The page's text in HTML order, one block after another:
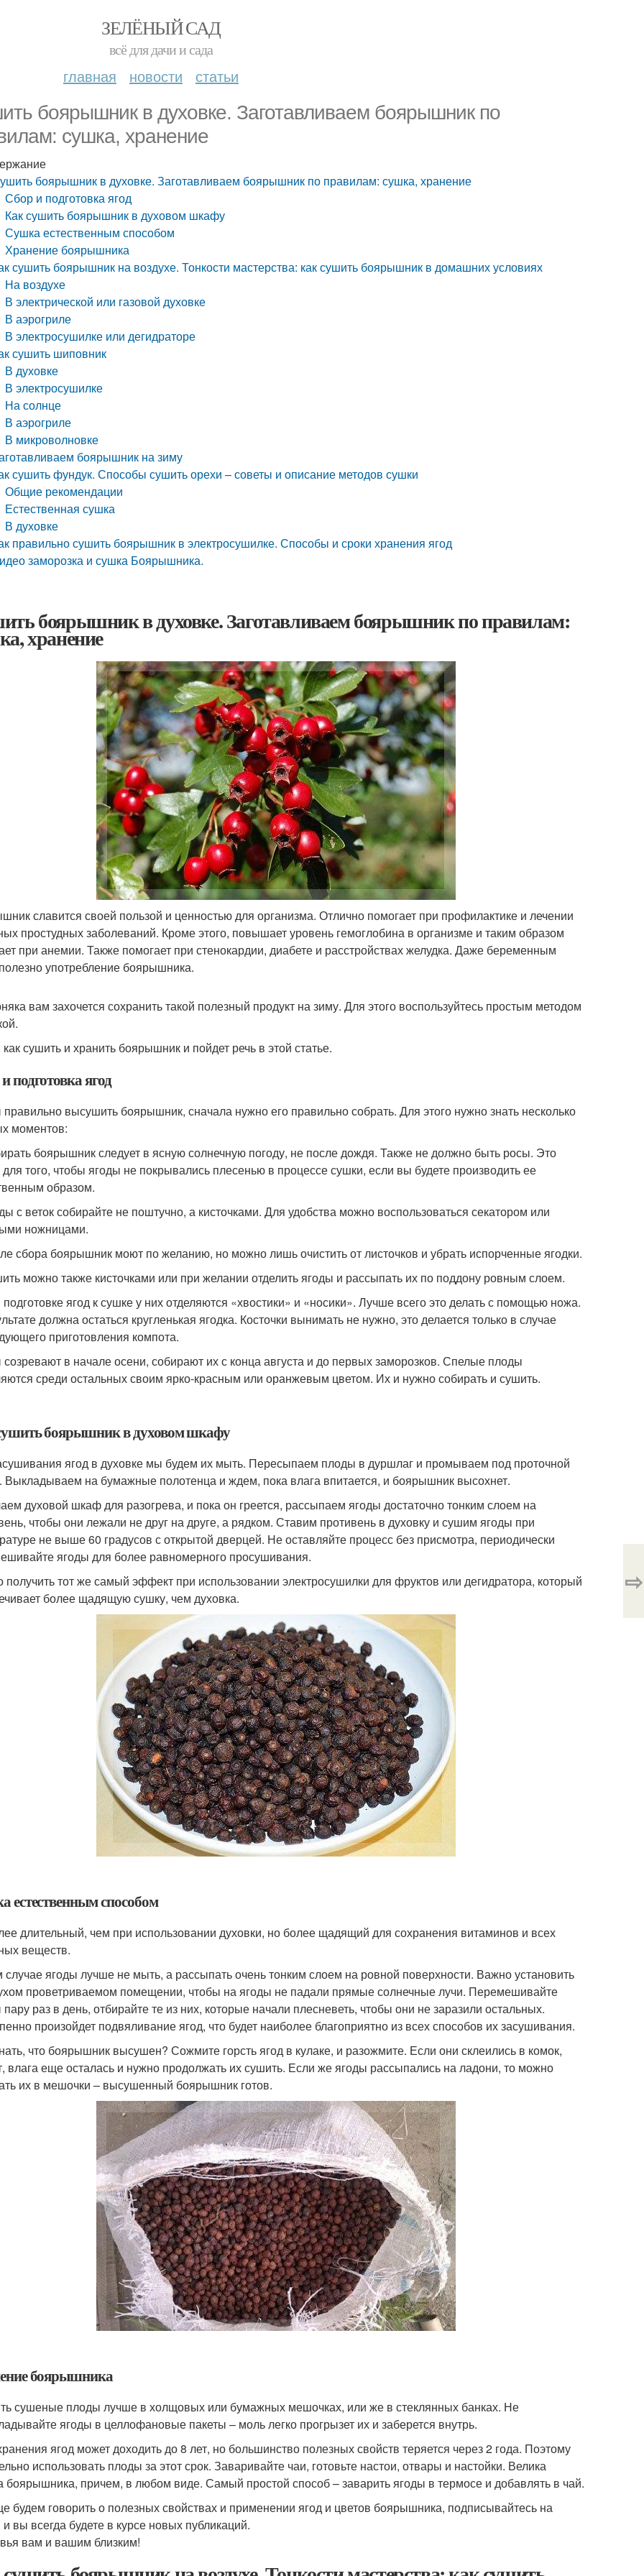
ЗЕЛЁНЫЙ САД
всё для дачи и сада
главная новости статьи
боярышник в духовке. Заготавливаем боярышник по
сушка, хранение
боярышник в духовке. Заготавливаем боярышник по правилам: сушка, хранение
Сбор и подготовка ягод
Как сушить боярышник в духовом шкафу
Сушка естественным способом
Хранение боярышника
сушить боярышник на воздухе. Тонкости мастерства: как сушить боярышник в домашних условиях
На воздухе
В электрической или газовой духовке
В аэрогриле
В электросушилке или дегидраторе
сушить шиповник
В духовке
В электросушилке
На солнце
В аэрогриле
В микроволновке
боярышник на зиму
сушить фундук. Способы сушить орехи – советы и описание методов сушки
Общие рекомендации
Естественная сушка
В духовке
правильно сушить боярышник в электросушилке. Способы и сроки хранения ягод
заморозка и сушка Боярышника.
боярышник в духовке. Заготавливаем боярышник по правилам:
хранение
славится своей пользой и ценностью для организма. Отлично помогает при профилактике и лечении
простудных заболеваний. Кроме этого, повышает уровень гемоглобина в организме и таким образом
при анемии. Также помогает при стенокардии, диабете и расстройствах желудка. Даже беременным
употребление боярышника.
вам захочется сохранить такой полезный продукт на зиму. Для этого воспользуйтесь простым методом
сушить и хранить боярышник и пойдет речь в этой статье.
подготовка ягод
высушить боярышник, сначала нужно его правильно собрать. Для этого нужно знать несколько
моментов:
боярышник следует в ясную солнечную погоду, не после дождя. Также не должно быть росы. Это
того, чтобы ягоды не покрывались плесенью в процессе сушки, если вы будете производить ее
образом.
с веток собирайте не поштучно, а кисточками. Для удобства можно воспользоваться секатором или
ножницами.
сбора боярышник моют по желанию, но можно лишь очистить от листочков и убрать испорченные ягодки.
можно также кисточками или при желании отделить ягоды и рассыпать их по поддону ровным слоем.
ягод к сушке у них отделяются «хвостики» и «носики». Лучше всего это делать с помощью ножа.
должна остаться кругленькая ягодка. Косточки вынимать не нужно, это делается только в случае
приготовления компота.
в начале осени, собирают их с конца августа и до первых заморозков. Спелые плоды
среди остальных своим ярко-красным или оранжевым цветом. Их и нужно собирать и сушить.
боярышник в духовом шкафу
ягод в духовке мы будем их мыть. Пересыпаем плоды в дуршлаг и промываем под проточной
Выкладываем на бумажные полотенца и ждем, пока влага впитается, и боярышник высохнет.
духовой шкаф для разогрева, и пока он греется, рассыпаем ягоды достаточно тонким слоем на
чтобы они лежали не друг на друге, а рядком. Ставим противень в духовку и сушим ягоды при
не выше 60 градусов с открытой дверцей. Не оставляйте процесс без присмотра, периодически
ягоды для более равномерного просушивания.
тот же самый эффект при использовании электросушилки для фруктов или дегидратора, который
более щадящую сушку, чем духовка.
естественным способом
длительный, чем при использовании духовки, но более щадящий для сохранения витаминов и всех
веществ.
случае ягоды лучше не мыть, а рассыпать очень тонким слоем на ровной поверхности. Важно установить
проветриваемом помещении, чтобы на ягоды не падали прямые солнечные лучи. Перемешивайте
раз в день, отбирайте те из них, которые начали плесневеть, чтобы они не заразили остальных.
произойдет подвяливание ягод, что будет наиболее благоприятно из всех способов их засушивания.
что боярышник высушен? Сожмите горсть ягод в кулаке, и разожмите. Если они склеились в комок,
влага еще осталась и нужно продолжать их сушить. Если же ягоды рассыпались на ладони, то можно
их в мешочки – высушенный боярышник готов.
боярышника
сушеные плоды лучше в холщовых или бумажных мешочках, или же в стеклянных банках. Не
ягоды в целлофановые пакеты – моль легко прогрызет их и заберется внутрь.
ягод может доходить до 8 лет, но большинство полезных свойств теряется через 2 года. Поэтому
использовать плоды за этот срок. Заваривайте чаи, готовьте настои, отвары и настойки. Велика
боярышника, причем, в любом виде. Самый простой способ – заварить ягоды в термосе и добавлять в чай.
будем говорить о полезных свойствах и применении ягод и цветов боярышника, подписывайтесь на
и вы всегда будете в курсе новых публикаций.
вам и вашим близким!
⇨